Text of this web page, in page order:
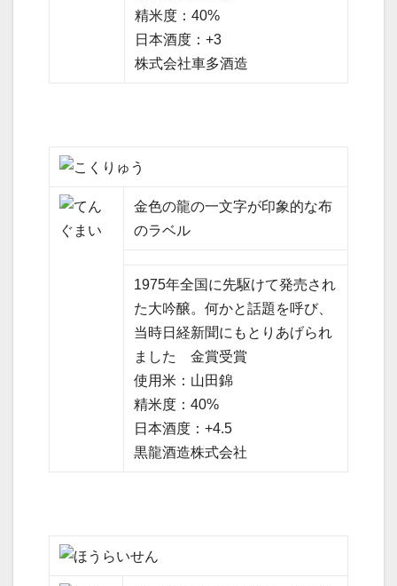
精米度：40%
日本酒度：+3
株式会社車多酒造
金色の龍の一文字が印象的な布
のラベル
1975年全国に先駆けて発売され
た大吟醸。何かと話題を呼び、
当時日経新聞にもとりあげられ
ました 金賞受賞
使用米：山田錦
精米度：40%
日本酒度：+4.5
黒龍酒造株式会社